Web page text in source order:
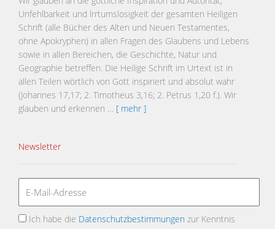
Unfehlbarkeit und lrrtumslosigkeit der gesamten Heiligen
Schrift (alle Bücher des Alten und Neuen Testamentes,
ohne Apokryphen) in allen Fragen des Glaubens und Lebens
sowie in allen Bereichen, die Geschichte, Natur und
Geographie betreffen. Die Heilige Schrift im Urtext ist in
allen Teilen wörtlich von Gott inspiriert und absolut wahr
(Johannes 17,17; 2. Timotheus 3,16; 2. Petrus 1,20 f.). Wir
glauben und erkennen … [ mehr ]
Newsletter
Ich habe die Datenschutzbestimmungen zur Kenntnis